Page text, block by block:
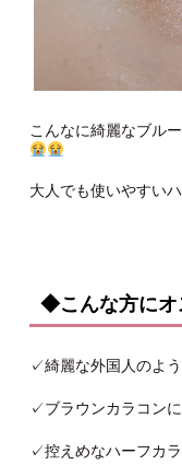
こんなに綺麗なブル
大人でも使いやすい
◆こんな方に
✓綺麗な外国人のよ
✓ブラウンカラコンに
✓控えめなハーフカラ